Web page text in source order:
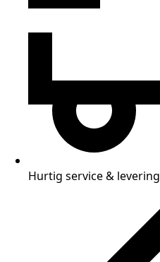
Hurtig service & levering